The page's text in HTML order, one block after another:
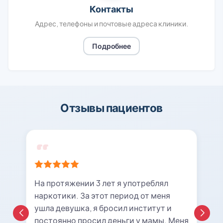
Контакты
Адрес, телефоны и почтовые адреса клиники.
Подробнее
Отзывы пациентов
На протяжении 3 лет я употреблял
наркотики. За этот период от меня
ушла девушка, я бросил институт и
постоянно просил деньги у мамы. Меня